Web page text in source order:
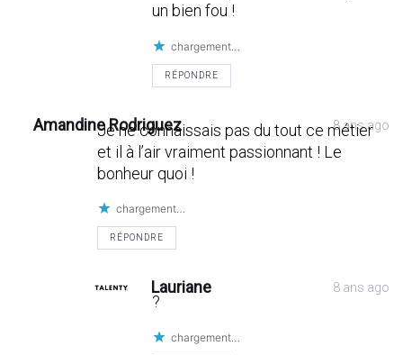
un bien fou !
chargement…
RÉPONDRE
Amandine Rodriguez 8 ans ago
Je ne connaissais pas du tout ce métier
et il à l’air vraiment passionnant ! Le
bonheur quoi !
chargement…
RÉPONDRE
Lauriane 8 ans ago
?
chargement…